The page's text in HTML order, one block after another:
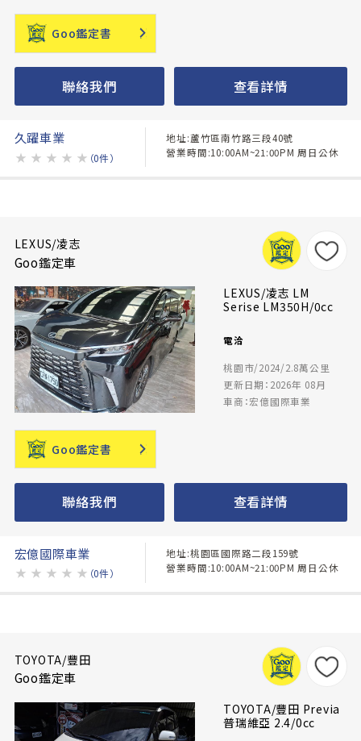
Goo鑑定書
聯絡我們 查看詳情
久躍車業
★ ★ ★ ★ ★ （0件）
地址:蘆竹區南竹路三段40號
營業時間:10:00AM~21:00PM 周日公休
LEXUS/凌志
Goo鑑定車
LEXUS/凌志 LM
Serise LM350H/0cc
電洽
桃園市/2024/2.8萬公里
更新日期：2026年 08月
車商：宏億國際車業
Goo鑑定書
聯絡我們 查看詳情
宏億國際車業
★ ★ ★ ★ ★ （0件）
地址:桃園區國際路二段159號
營業時間:10:00AM~21:00PM 周日公休
TOYOTA/豐田
Goo鑑定車
TOYOTA/豐田 Previa
普瑞維亞 2.4/0cc